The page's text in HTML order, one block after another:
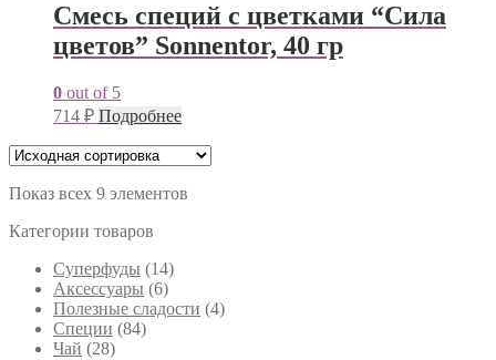
Смесь специй с цветками “Сила
цветов” Sonnentor, 40 гр
0 out of 5
714 ₽ Подробнее
Показ всех 9 элементов
Категории товаров
Cуперфуды (14)
Аксессуары (6)
Полезные сладости (4)
Специи (84)
Чай (28)